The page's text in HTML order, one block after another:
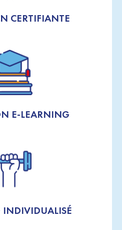
CERTIFIANTE
E-LEARNING